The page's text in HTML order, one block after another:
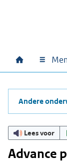
Home
Andere
Lees voor
Advance